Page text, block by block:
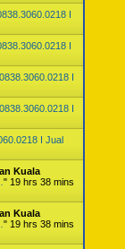
I
I
I
I
I Jual
Kuala
" 19 hrs 38 mins
Kuala
" 19 hrs 38 mins